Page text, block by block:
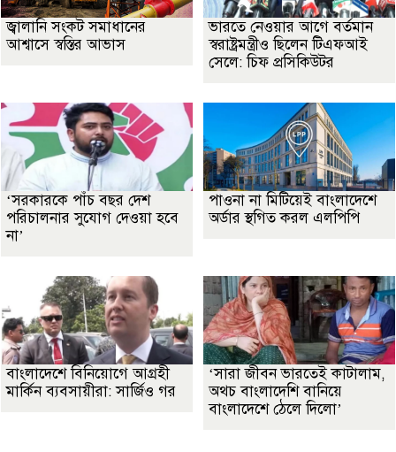
জ্বালানি সংকট সমাধানের
আশ্বাসে স্বস্তির আভাস
ভারতে নেওয়ার আগে বর্তমান
স্বরাষ্ট্রমন্ত্রীও ছিলেন টিএফআই
সেলে: চিফ প্রসিকিউটর
‘সরকারকে পাঁচ বছর দেশ
পরিচালনার সুযোগ দেওয়া হবে
না’
পাওনা না মিটিয়েই বাংলাদেশে
অর্ডার স্থগিত করল এলপিপি
বাংলাদেশে বিনিয়োগে আগ্রহী
মার্কিন ব্যবসায়ীরা: সার্জিও গর
‘সারা জীবন ভারতেই কাটালাম,
অথচ বাংলাদেশি বানিয়ে
বাংলাদেশে ঠেলে দিলো’